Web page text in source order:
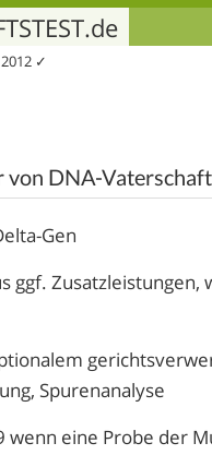
✓
von DNA-
Gen
ggf.
Spurenanalyse
wenn eine Probe der